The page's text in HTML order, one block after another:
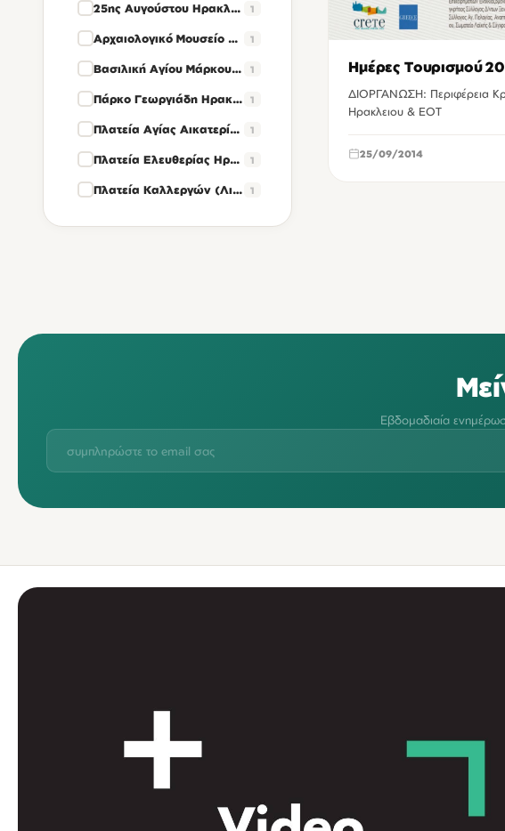
25ης Αυγούστου Ηρακλείου 1
Αρχαιολογικό Μουσείο Ηρακλείου 1
Βασιλική Αγίου Μάρκου Ηρακλείου 1
Πάρκο Γεωργιάδη Ηρακλείου 1
Πλατεία Αγίας Αικατερίνης Ηρακλείου 1
Πλατεία Ελευθερίας Ηρακλείου 1
Πλατεία Καλλεργών (Λιοντάρια) Ηρακλείου 1
Ημέρες Τουρισμού
ΔΙΟΡΓΑΝΩΣΗ: Περιφέρεια Κρήτης- Περιφερειακή Ενότητα
Ηρακλειου & ΕΟΤ
25/09/2014
Εβδομαδιαία